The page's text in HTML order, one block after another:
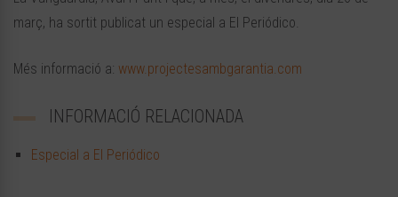
març, ha sortit publicat un especial a El Periódico.
Més informació a: www.projectesambgarantia.com
INFORMACIÓ RELACIONADA
Especial a El Periódico